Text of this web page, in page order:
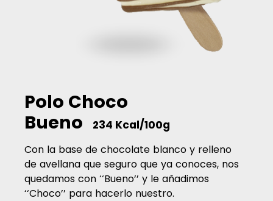
Polo Choco
Bueno
234 Kcal/100g
Con la base de chocolate blanco y relleno
de avellana que seguro que ya conoces, nos
quedamos con ‘‘Bueno’’ y le añadimos
‘‘Choco’’ para hacerlo nuestro.